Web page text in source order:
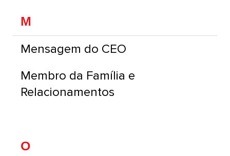
M
Mensagem do CEO
Membro da Família e
Relacionamentos
O